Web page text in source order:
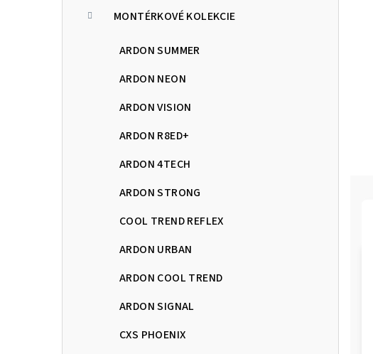
MONTÉRKOVÉ KOLEKCIE
ARDON SUMMER
ARDON NEON
ARDON VISION
ARDON R8ED+
ARDON 4TECH
ARDON STRONG
COOL TREND REFLEX
ARDON URBAN
ARDON COOL TREND
ARDON SIGNAL
CXS PHOENIX